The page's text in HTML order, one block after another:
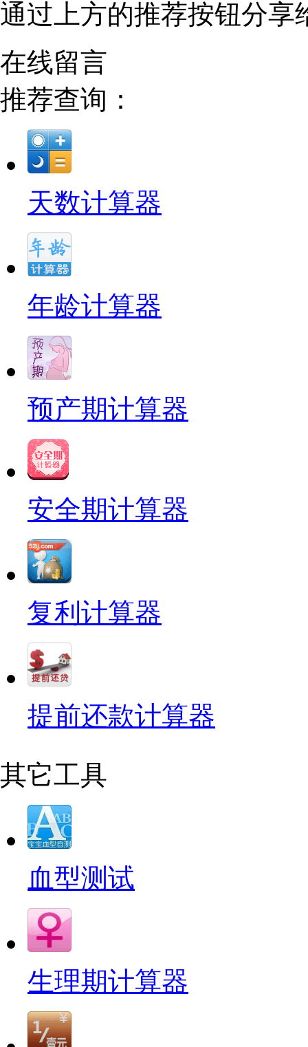
通过上方的推荐按钮分享
在线留言
推荐查询：
天数计算器
年龄计算器
预产期计算器
安全期计算器
复利计算器
提前还款计算器
其它工具
血型测试
生理期计算器